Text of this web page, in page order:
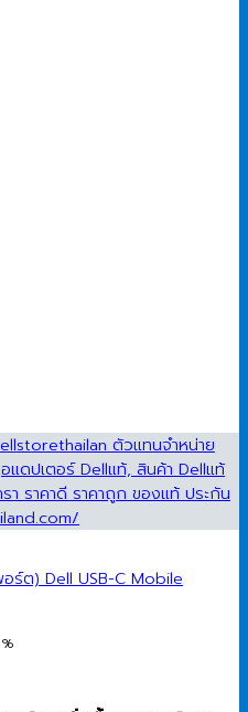
ต) Dell USB-C Mobile